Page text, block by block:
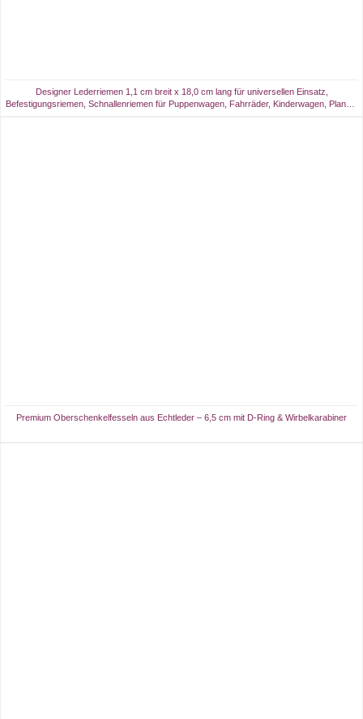
Designer Lederriemen 1,1 cm breit x 18,0 cm lang für universellen Einsatz,
Befestigungsriemen, Schnallenriemen für Puppenwagen, Fahrräder, Kinderwagen, Planen,
Premium Oberschenkelfesseln aus Echtleder – 6,5 cm mit D-Ring & Wirbelkarabiner